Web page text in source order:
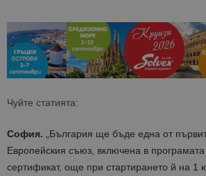
Чуйте статията:
София. „България ще бъде една от
Европейския съюз, включена в
сертификат, още при стартирането й на 1